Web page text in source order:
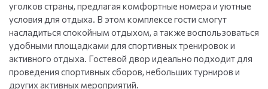
уголков страны, предлагая комфортные номера и уютные
условия для отдыха. В этом комплексе гости смогут
насладиться спокойным отдыхом, а также воспользоваться
удобными площадками для спортивных тренировок и
активного отдыха. Гостевой двор идеально подходит для
проведения спортивных сборов, небольших турниров и
других активных мероприятий.